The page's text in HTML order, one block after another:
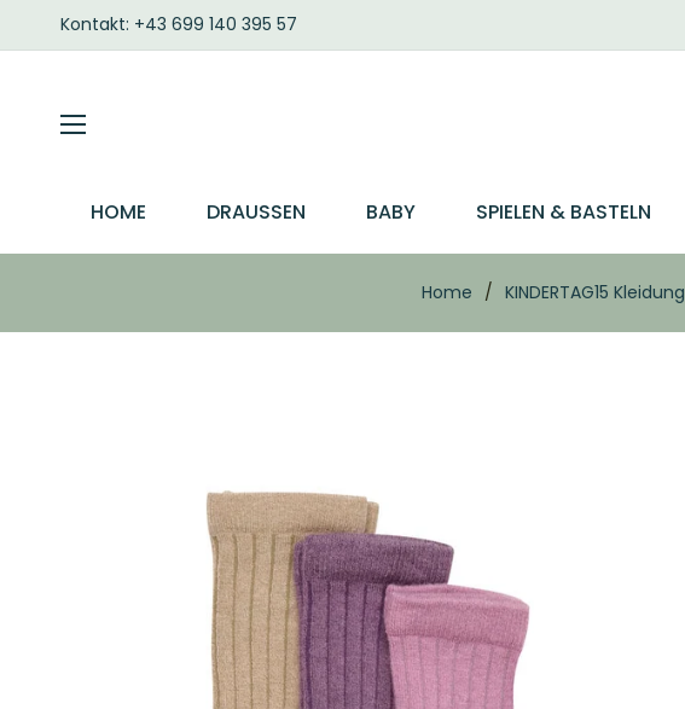
Kontakt: +43 699 140 395 57
HOME DRAUSSEN BABY SPIELEN & BASTELN
Home / KINDERTAG15 Kleidung